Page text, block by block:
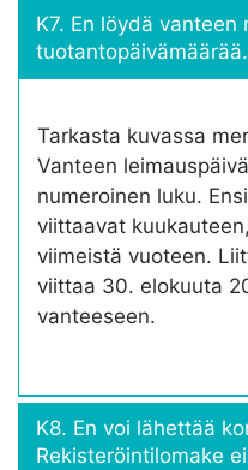
K7. En löydä vanteen
tuotantopäivämäärää.
Tarkasta kuvassa
Vanteen
numeroinen luku.
viittaavat
viimeistä vuoteen.
viittaa 30. elokuuta
vanteeseen.
K8. En voi lähettää
Rekisteröintilomake